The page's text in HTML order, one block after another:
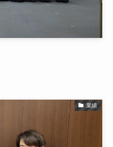
業績